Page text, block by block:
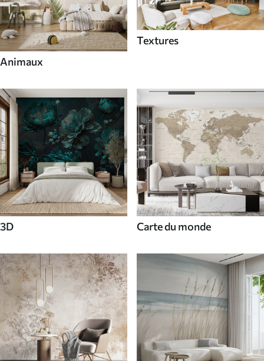
Animaux
Textures
3D Carte du monde